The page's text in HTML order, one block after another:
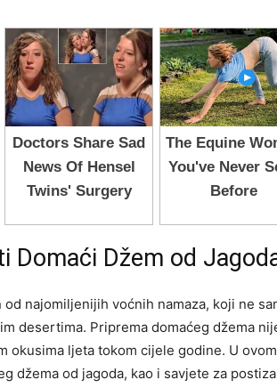
Domaći Džem od
od najomiljenijih voćnih namaza, koji ne
desertima. Priprema domaćeg džema
okusima ljeta tokom cijele godine. U
džema od jagoda, kao i savjete za